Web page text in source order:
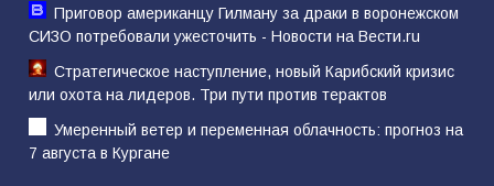
Приговор американцу Гилману за драки в воронежском
СИЗО потребовали ужесточить - Новости на Вести.ru
Стратегическое наступление, новый Карибский кризис
или охота на лидеров. Три пути против терактов
Умеренный ветер и переменная облачность: прогноз на
7 августа в Кургане